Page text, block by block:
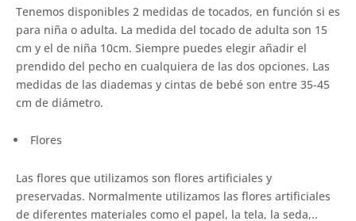
Tenemos disponibles 2 medidas de tocados, en función si es
para niña o adulta. La medida del tocado de adulta son 15
cm y el de niña 10cm. Siempre puedes elegir añadir el
prendido del pecho en cualquiera de las dos opciones. Las
medidas de las diademas y cintas de bebé son entre 35-45
cm de diámetro.
Flores
Las flores que utilizamos son flores artificiales y
preservadas. Normalmente utilizamos las flores artificiales
de diferentes materiales como el papel, la tela, la seda,..